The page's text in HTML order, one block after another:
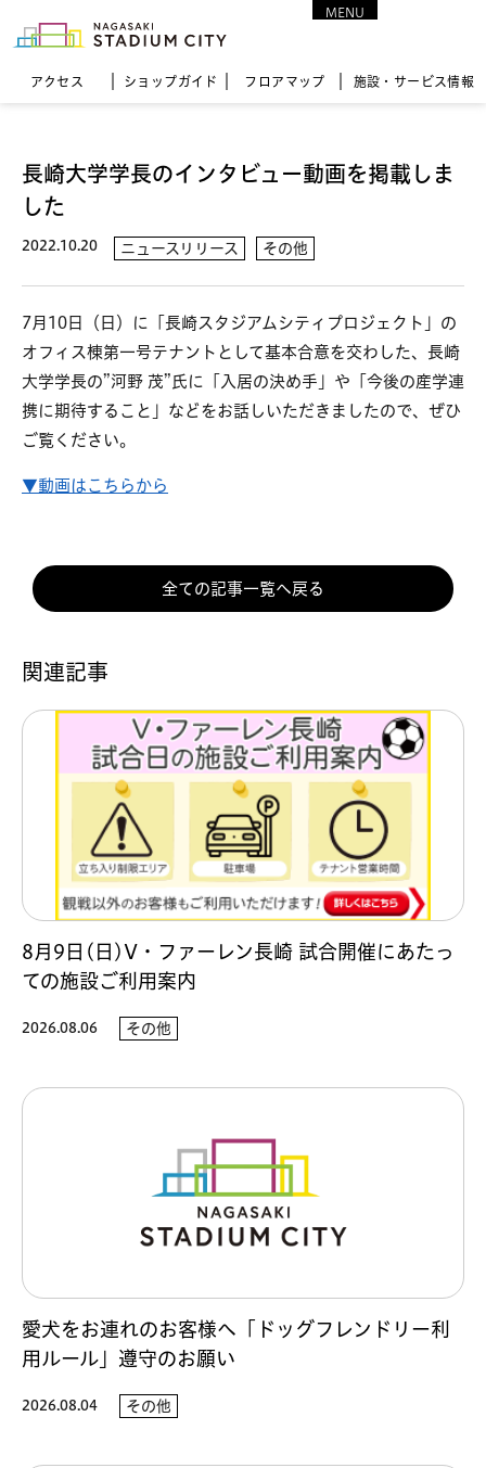
アクセス ショップガイド フロア マップ 施設・サービス情報
MENU
長崎大学学長のインタビュー動画を掲載しま
した
2022.10.20 ニュースリリース その他
7月10日（日）に「長崎スタジアムシティプロジェクト」の
オフィス棟第一号テナントとして基本合意を交わした、長崎
大学学長の”河野 茂”氏に「入居の決め手」や「今後の産学連
携に期待すること」などをお話しいただきましたので、ぜひ
ご覧ください。
▼動画はこちらから
全ての記事一覧へ戻る
関連記事
8月9日(日)V・ファーレン長崎 試合開催にあたっ
ての施設ご利用案内
2026.08.06 その他
愛犬をお連れのお客様へ「ドッグフレンドリー利
用ルール」遵守のお願い
2026.08.04 その他